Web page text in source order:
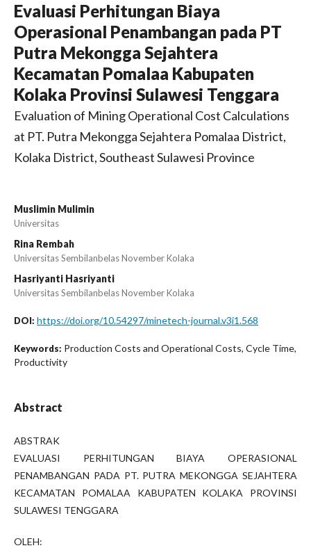
Evaluasi Perhitungan Biaya
Operasional Penambangan pada PT
Putra Mekongga Sejahtera
Kecamatan Pomalaa Kabupaten
Kolaka Provinsi Sulawesi Tenggara
Evaluation of Mining Operational Cost Calculations
at PT. Putra Mekongga Sejahtera Pomalaa District,
Kolaka District, Southeast Sulawesi Province
Muslimin Mulimin
Universitas
Rina Rembah
Universitas Sembilanbelas November Kolaka
Hasriyanti Hasriyanti
Universitas Sembilanbelas November Kolaka
DOI: https://doi.org/10.54297/minetech-journal.v3i1.568
Keywords: Production Costs and Operational Costs, Cycle Time,
Productivity
Abstract
ABSTRAK
EVALUASI PERHITUNGAN BIAYA OPERASIONAL
PENAMBANGAN PADA PT. PUTRA MEKONGGA SEJAHTERA
KECAMATAN POMALAA KABUPATEN KOLAKA PROVINSI
SULAWESI TENGGARA
OLEH: